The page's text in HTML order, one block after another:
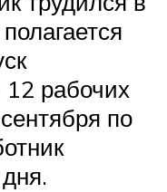
рабочих
по